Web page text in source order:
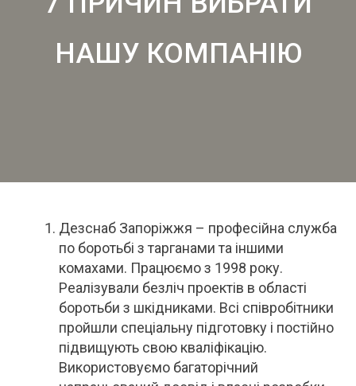
НАШУ КОМПАНІЮ
Дезснаб Запоріжжя – професійна служба
по боротьбі з тарганами та іншими
комахами. Працюємо з 1998 року.
Реалізували безліч проектів в області
боротьби з шкідниками. Всі співробітники
пройшли спеціальну підготовку і постійно
підвищують свою кваліфікацію.
Використовуємо багаторічний